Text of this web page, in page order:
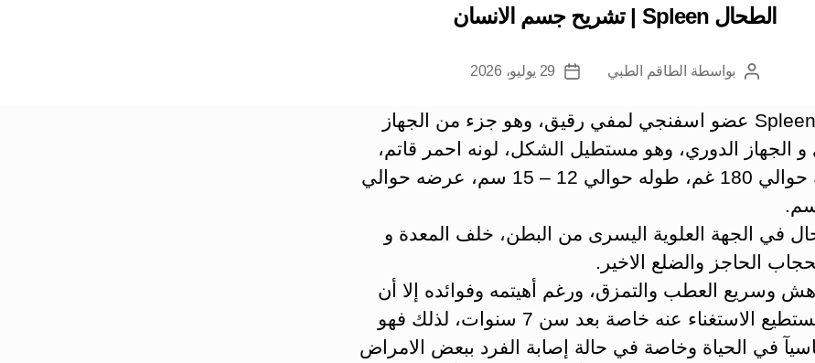
الطحال Spleen | تشريح جسم الانسان
كاتببواسطة الطاقم الطبي
تاريخ29 يوليو، 2026
الطحال Spleen عضو اسفنجي لمفي رقيق، وهو جزء من الجهاز
و الجهاز الدوري، وهو مستطيل الشكل، لونه احمر قاتم،
يبلغ وزنه حوالي 180 غم، طوله حوالي 12 – 15 سم، عرضه حوالي
في الجهة العلوية اليسرى من البطن، خلف المعدة و
الحاجز والضلع الاخير.
وسريع العطب والتمزق، ورغم أهيتمه وفوائده إلا أن
الجسم يستطيع الاستغناء عنه خاصة بعد سن 7 سنوات، لذلك فهو
في الحياة وخاصة في حالة إصابة الفرد ببعض الامراض